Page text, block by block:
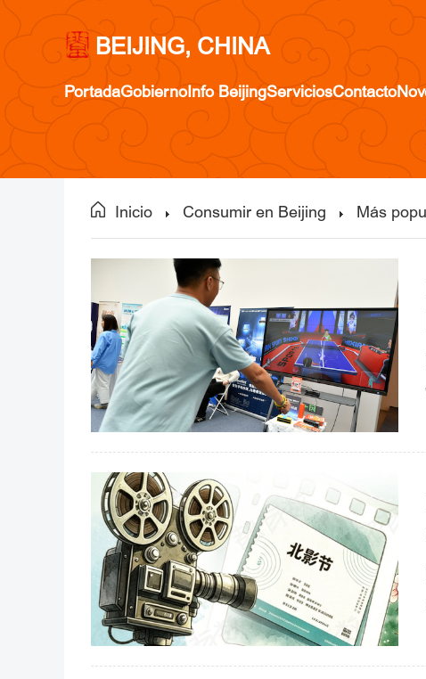
BEIJING, CHINA
PortadaGobiernoInfo BeijingServiciosContacto
Inicio Consumir en Beijing Más